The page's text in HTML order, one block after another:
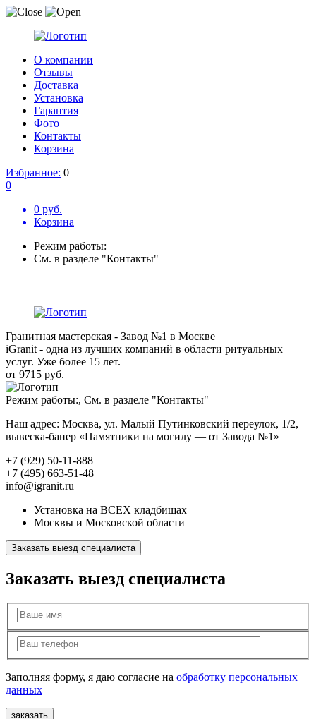
О компании
Отзывы
Доставка
Установка
Гарантия
Фото
Контакты
Корзина
Избранное: 0
0
0 руб.
Корзина
Режим работы:
См. в разделе "Контакты"
Гранитная мастерская - Завод №1 в Москве
iGranit - одна из лучших компаний в области ритуальных
услуг. Уже более 15 лет.
от 9715 руб.
Режим работы:, См. в разделе "Контакты"
Наш адрес: Москва, ул. Малый Путинковский переулок, 1/2,
вывеска-банер «Памятники на могилу — от Завода №1»
+7 (929) 50-11-888
+7 (495) 663-51-48
info@igranit.ru
Установка на ВСЕХ кладбищах
Москвы и Московской области
Заказать выезд специалиста
Заказать выезд специалиста
Заполняя форму, я даю согласие на обработку персональных
данных